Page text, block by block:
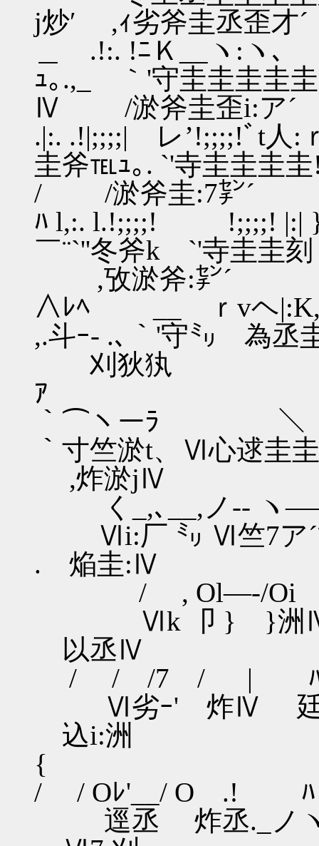
j炒′ ,ｨ劣斧
＿ .!:. !ﾆＫ
ｭ｡.,_ ｀'守圭圭圭圭
Ⅳ /淤斧
.|:. .!|;;;;| レ
圭斧℡ｭ｡. `'寺圭圭圭
/ /淤
ﾊ l,:. l.!;;;;!
￣¨`''冬斧k `'寺圭圭刻
,攷
∧ﾚﾍ __
,.斗ｰ- .､｀'守㍉ 為丞
刈狄犱
ｱ
｀⌒ヽ
｀寸竺淤t、Ⅵ心逑圭
,
く_,､__,ノ--
Ⅵi:厂 ㍉ Ⅵ竺7ア
.
/ ,
Ⅵk 卩 } }洲Ⅳ
以
/ / /
Ⅵ劣ｰ' 炸Ⅳ 廷
込i:洲
/ / Oﾚ
逕丞 炸丞._ノ